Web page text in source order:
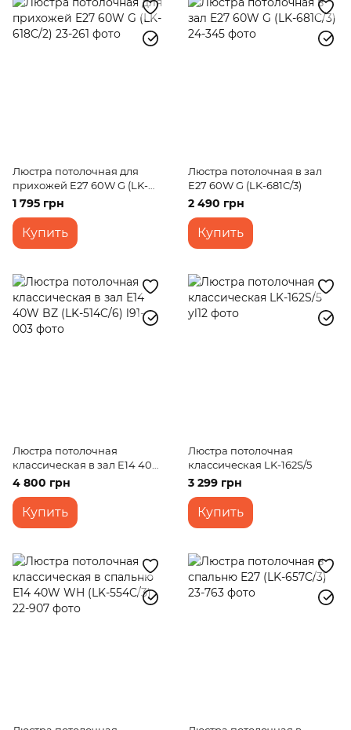
Люстра потолочная для
прихожей E27 60W G (LK-
618C/2)
1 795 грн
Купить
Люстра потолочная в зал
E27 60W G (LK-681C/3)
2 490 грн
Купить
Люстра потолочная
классическая в зал E14 40W
BZ (LK-514C/6)
4 800 грн
Купить
Люстра потолочная
классическая LK-162S/5
3 299 грн
Купить